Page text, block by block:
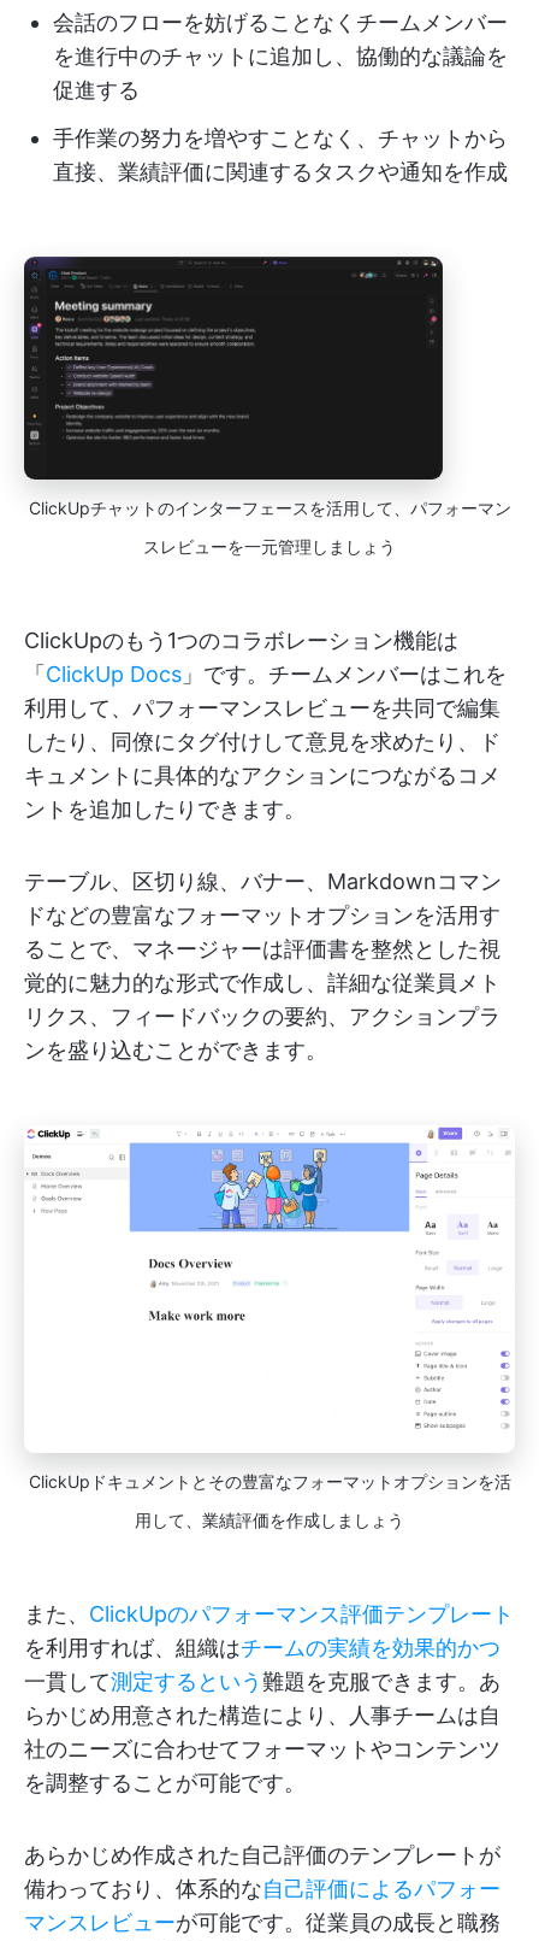
会話のフローを妨げることなくチームメンバー
を進行中のチャットに追加し、協働的な議論を
促進する
手作業の努力を増やすことなく、チャットから
直接、業績評価に関連するタスクや通知を作成
ClickUpチャットのインターフェースを活用して、パフォーマン
スレビューを一元管理しましょう
ClickUpのもう1つのコラボレーション機能は
「 ClickUp Docs 」です。チームメンバーはこれを
利用して、パフォーマンスレビューを共同で編集
したり、同僚にタグ付けして意見を求めたり、ド
キュメントに具体的なアクションにつながるコメ
ントを追加したりできます。
テーブル、区切り線、バナー、Markdownコマン
ドなどの豊富なフォーマットオプションを活用す
ることで、マネージャーは評価書を整然とした視
覚的に魅力的な形式で作成し、詳細な従業員メト
リクス、フィードバックの要約、アクションプラ
ンを盛り込むことができます。
ClickUpドキュメントとその豊富なフォーマットオプションを活
用して、業績評価を作成しましょう
また、 ClickUpのパフォーマンス評価テンプレート
を利用すれば、組織はチームの実績を効果的かつ
一貫して測定するという難題を克服できます。あ
らかじめ用意された構造により、人事チームは自
社のニーズに合わせてフォーマットやコンテンツ
を調整することが可能です。
あらかじめ作成された自己評価のテンプレートが
備わっており、体系的な自己評価によるパフォー
マンスレビューが可能です。従業員の成長と職務